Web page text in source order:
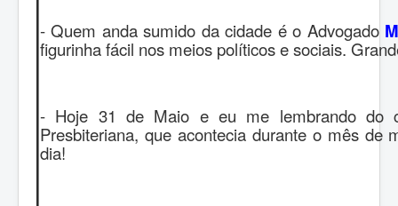
- Quem anda sumido da cidade é o Advogado
figurinha fácil nos meios políticos e sociais.
- Hoje 31 de Maio e eu me lembrando do
Presbiteriana, que acontecia durante o mês de
dia!